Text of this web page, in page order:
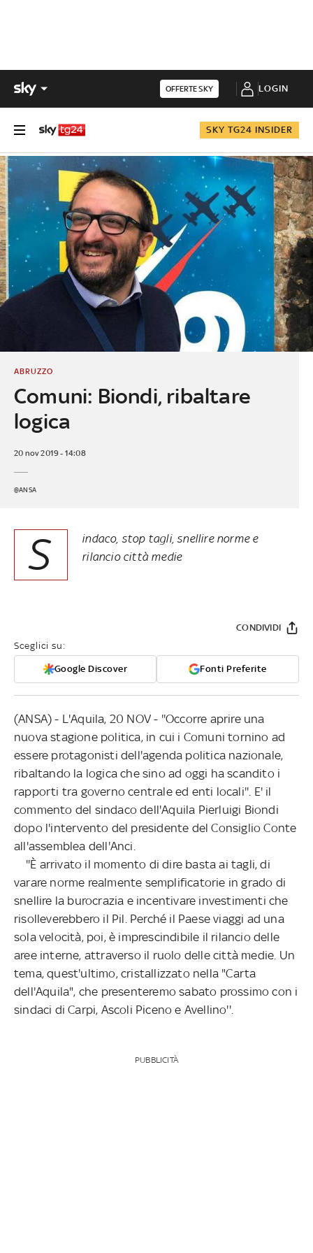
OFFERTE SKY LOGIN
SKY TG24 INSIDER
Comuni: Biondi, ribaltare
logica
ABRUZZO
20 nov 2019 - 14:08
@ANSA
S
indaco, stop tagli, snellire norme e
rilancio città medie
Sceglici su:
Google Discover Fonti Preferite
CONDIVIDI
(ANSA) - L'Aquila, 20 NOV - ''Occorre aprire una
nuova stagione politica, in cui i Comuni tornino ad
essere protagonisti dell'agenda politica nazionale,
ribaltando la logica che sino ad oggi ha scandito i
rapporti tra governo centrale ed enti locali''. E' il
commento del sindaco dell'Aquila Pierluigi Biondi
dopo l'intervento del presidente del Consiglio Conte
all'assemblea dell'Anci.
''È arrivato il momento di dire basta ai tagli, di
varare norme realmente semplificatorie in grado di
snellire la burocrazia e incentivare investimenti che
risolleverebbero il Pil. Perché il Paese viaggi ad una
sola velocità, poi, è imprescindibile il rilancio delle
aree interne, attraverso il ruolo delle città medie. Un
tema, quest'ultimo, cristallizzato nella "Carta
dell'Aquila", che presenteremo sabato prossimo con i
sindaci di Carpi, Ascoli Piceno e Avellino''.
PUBBLICITÀ